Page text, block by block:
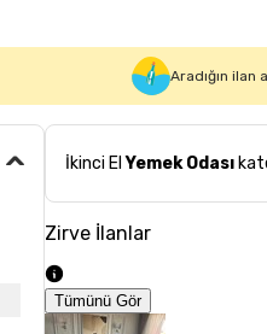
Aradığın ilan
İkinci ElYemek Odası
Zirve İlanlar
Tümünü Gör